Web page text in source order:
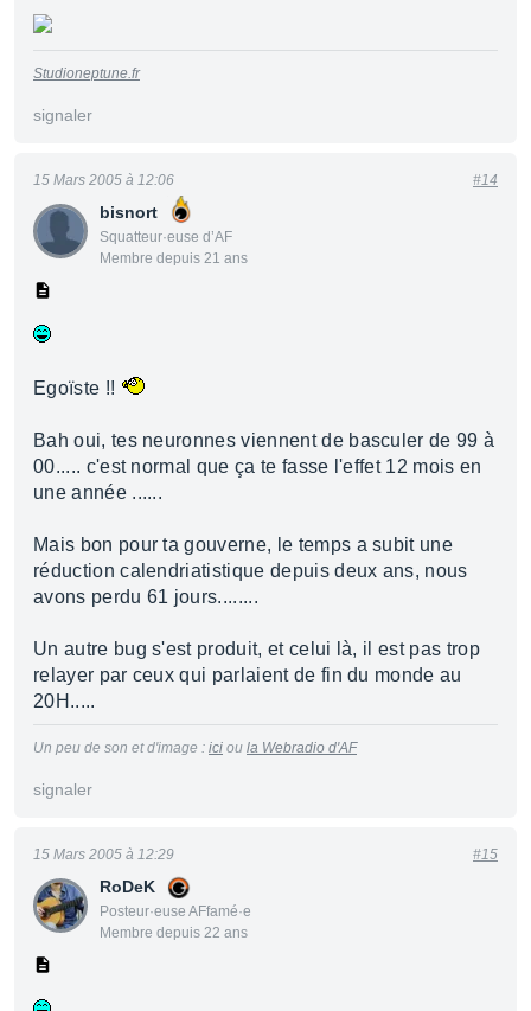
Studioneptune.fr
signaler
bisnort
Squatteur·euse d’AF
Membre depuis 21 ans
15 Mars 2005 à 12:06 #14
Egoïste !!
Bah oui, tes neuronnes viennent de basculer de 99 à
00..... c'est normal que ça te fasse l'effet 12 mois en
une année ......
Mais bon pour ta gouverne, le temps a subit une
réduction calendriatistique depuis deux ans, nous
avons perdu 61 jours........
Un autre bug s'est produit, et celui là, il est pas trop
relayer par ceux qui parlaient de fin du monde au
20H.....
Un peu de son et d'image : ici ou la Webradio d'AF
signaler
RoDeK
Posteur·euse AFfamé·e
Membre depuis 22 ans
15 Mars 2005 à 12:29 #15